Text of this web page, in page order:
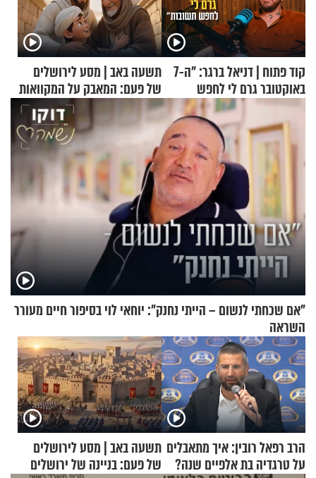
קוד פתוח | דניאל ברגר: "ה-7
באוקטובר גרם לי לחפש
תשובות"
תשעה באב | מסע לירושלים
של פעם: המאבק על המקוואות
"אם שכחתי לנשום – הייתי נחנק": יוחאי לוי בסיפור חיים מעורר
השראה
הרב רפאל רובין: איך מתאבלים
על טרגדיה בת אלפיים שנה?
תשעה באב | מסע לירושלים
של פעם: בניינה של ירושלים